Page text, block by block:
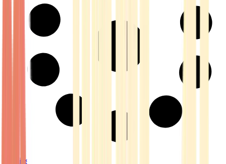
Strains